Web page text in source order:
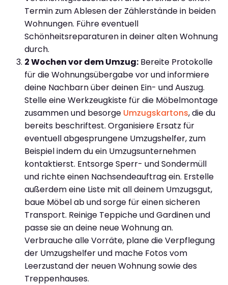
Termin zum Ablesen der Zählerstände in beiden
Wohnungen. Führe eventuell
Schönheitsreparaturen in deiner alten Wohnung
durch.
2 Wochen vor dem Umzug: Bereite Protokolle
für die Wohnungsübergabe vor und informiere
deine Nachbarn über deinen Ein- und Auszug.
Stelle eine Werkzeugkiste für die Möbelmontage
zusammen und besorge Umzugskartons, die du
bereits beschriftest. Organisiere Ersatz für
eventuell abgesprungene Umzugshelfer, zum
Beispiel indem du ein Umzugsunternehmen
kontaktierst. Entsorge Sperr- und Sondermüll
und richte einen Nachsendeauftrag ein. Erstelle
außerdem eine Liste mit all deinem Umzugsgut,
baue Möbel ab und sorge für einen sicheren
Transport. Reinige Teppiche und Gardinen und
passe sie an deine neue Wohnung an.
Verbrauche alle Vorräte, plane die Verpflegung
der Umzugshelfer und mache Fotos vom
Leerzustand der neuen Wohnung sowie des
Treppenhauses.